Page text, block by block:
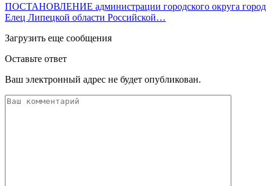
ПОСТАНОВЛЕНИЕ администрации городского округа город
Елец Липецкой области Российской…
Загрузить еще сообщения
Оставьте ответ
Ваш электронный адрес не будет опубликован.